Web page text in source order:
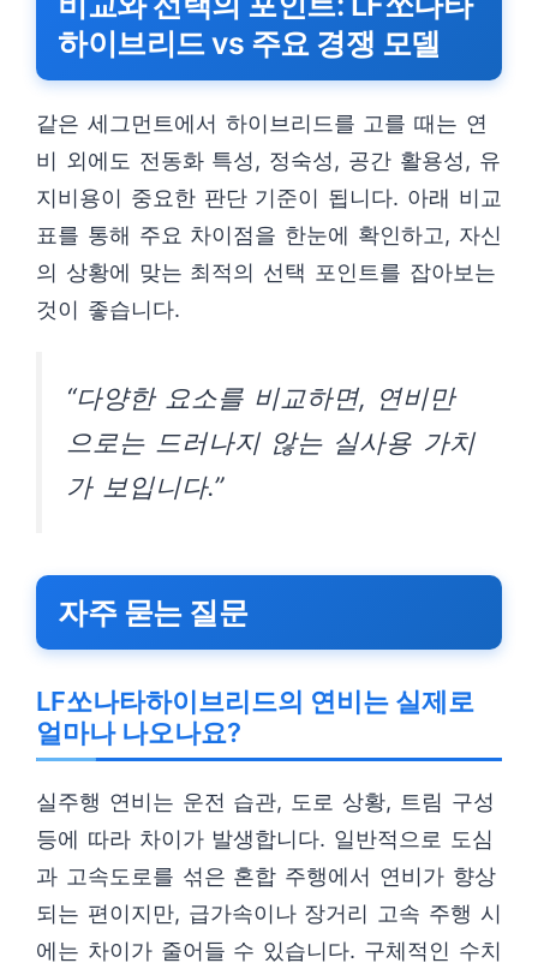
하이브리드 vs 주요 경쟁 모델
같은 세그먼트에서 하이브리드를 고를 때는 연
비 외에도 전동화 특성, 정숙성, 공간 활용성, 유
지비용이 중요한 판단 기준이 됩니다. 아래 비교
표를 통해 주요 차이점을 한눈에 확인하고, 자신
의 상황에 맞는 최적의 선택 포인트를 잡아보는
것이 좋습니다.
“다양한 요소를 비교하면, 연비만
으로는 드러나지 않는 실사용 가치
가 보입니다.”
자주 묻는 질문
LF쏘나타하이브리드의 연비는 실제로
얼마나 나오나요?
실주행 연비는 운전 습관, 도로 상황, 트림 구성
등에 따라 차이가 발생합니다. 일반적으로 도심
과 고속도로를 섞은 혼합 주행에서 연비가 향상
되는 편이지만, 급가속이나 장거리 고속 주행 시
에는 차이가 줄어들 수 있습니다. 구체적인 수치